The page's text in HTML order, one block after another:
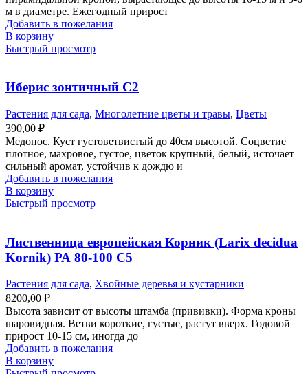
м в диаметре. Ежегодный прирост
Добавить в пожелания
В корзину
Быстрый просмотр
Иберис зонтичный С2
Растения для сада, Многолетние цветы и травы, Цветы
390,00 ₽
Медонос. Куст густоветвистый до 40см высотой. Соцветие
плотное, махровое, густое, цветок крупный, белый, источает
сильный аромат, устойчив к дождю и
Добавить в пожелания
В корзину
Быстрый просмотр
Лиственница европейская Корник (Larix decidua
Kornik) РА 80-100 С5
Растения для сада, Хвойные деревья и кустарники
8200,00 ₽
Высота зависит от высоты штамба (прививки). Форма кроны
шаровидная. Ветви короткие, густые, растут вверх. Годовой
прирост 10-15 см, иногда до
Добавить в пожелания
В корзину